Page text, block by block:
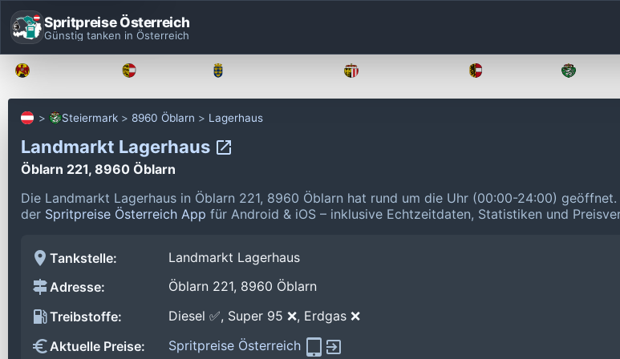
Spritpreise Österreich
Günstig tanken in Österreich
Steiermark 8960 Öblarn Lagerhaus
Landmarkt Lagerhaus
Öblarn 221, 8960 Öblarn
Die Landmarkt Lagerhaus in Öblarn 221, 8960 Öblarn hat rund um die Uhr (00:00-24:00) geöffnet.
der Spritpreise Österreich App für Android & iOS – inklusive Echtzeitdaten, Statistiken und
Tankstelle:
Landmarkt Lagerhaus
Adresse:
Öblarn 221, 8960 Öblarn
Treibstoffe:
Diesel ✅, Super 95 ❌, Erdgas ❌
Aktuelle Preise:
Spritpreise Österreich